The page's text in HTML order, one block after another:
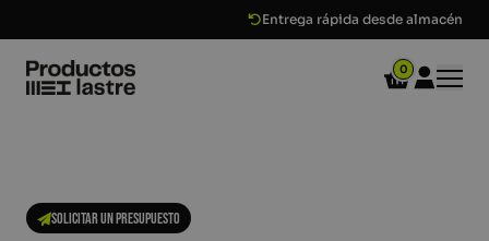
Entrega rápida desde almacén
0
Mijn
Contrapesos de acero
Solicitar un presupuesto